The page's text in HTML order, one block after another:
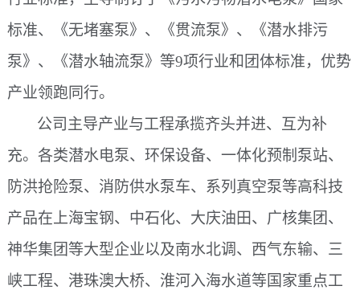
标准、《无堵塞泵》、《贯流泵》、《潜水排污
泵》、《潜水轴流泵》等9项行业和团体标准，优势
产业领跑同行。
公司主导产业与工程承揽齐头并进、互为补
充。各类潜水电泵、环保设备、一体化预制泵站、
防洪抢险泵、消防供水泵车、系列真空泵等高科技
产品在上海宝钢、中石化、大庆油田、广核集团、
神华集团等大型企业以及南水北调、西气东输、三
峡工程、港珠澳大桥、淮河入海水道等国家重点工